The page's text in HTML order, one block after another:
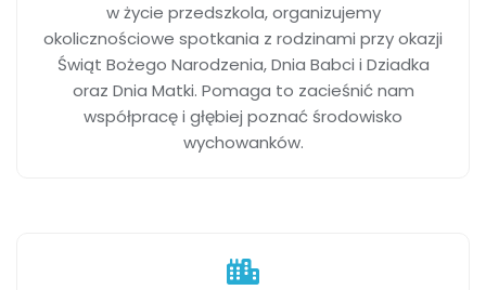
w życie przedszkola, organizujemy
okolicznościowe spotkania z rodzinami przy okazji
Świąt Bożego Narodzenia, Dnia Babci i Dziadka
oraz Dnia Matki. Pomaga to zacieśnić nam
współpracę i głębiej poznać środowisko
wychowanków.